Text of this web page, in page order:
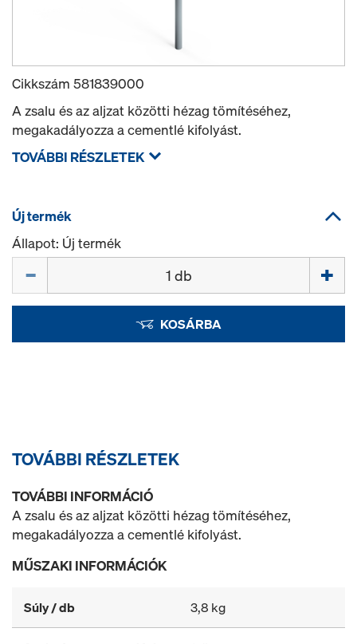
Cikkszám 581839000
A zsalu és az aljzat közötti hézag tömítéséhez,
megakadályozza a cementlé kifolyást.
TOVÁBBI RÉSZLETEK
Új termék
Állapot: Új termék
KOSÁRBA
TOVÁBBI RÉSZLETEK
TOVÁBBI INFORMÁCIÓ
A zsalu és az aljzat közötti hézag tömítéséhez,
megakadályozza a cementlé kifolyást.
MŰSZAKI INFORMÁCIÓK
Súly / db 3,8 kg